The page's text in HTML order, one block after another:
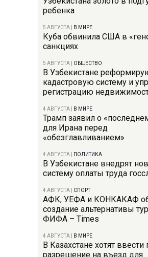
ребенка
5 АВГУСТА В МИРЕ
Куба обвинила США в
санкциях
5 АВГУСТА ОБЩЕСТВО
В Узбекистане
кадастровую систему и
регистрацию
4 АВГУСТА В МИРЕ
Трамп заявил о
для Ирана перед
«обезглавливанием»
4 АВГУСТА ПОЛИТИКА
В Узбекистане внедрят
систему оплаты труда
4 АВГУСТА СПОРТ
АФК, УЕФА и КОНКАКАФ
создание альтернативы
ФИФА – Times
4 АВГУСТА В МИРЕ
В Казахстане хотят ввести
разрешение на въезд для